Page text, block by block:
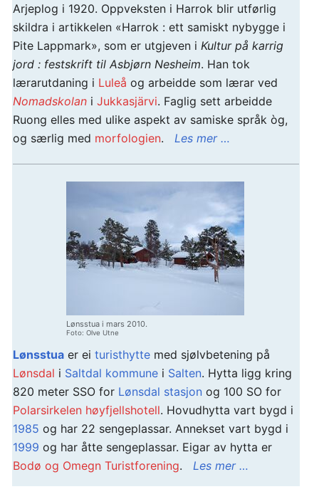
Arjeplog i 1920. Oppveksten i Harrok blir utførlig
skildra i artikkelen «Harrok : ett samiskt nybygge i
Pite Lappmark», som er utgjeven i Kultur på karrig
jord : festskrift til Asbjørn Nesheim. Han tok
lærarutdaning i Luleå og arbeidde som lærar ved
Nomadskolan i Jukkasjärvi. Faglig sett arbeidde
Ruong elles med ulike aspekt av samiske språk òg,
og særlig med morfologien. Les mer …
Lønsstua i mars 2010.
Foto: Olve Utne
Lønsstua er ei turisthytte med sjølvbetening på
Lønsdal i Saltdal kommune i Salten. Hytta ligg kring
820 meter SSO for Lønsdal stasjon og 100 SO for
Polarsirkelen høyfjellshotell. Hovudhytta vart bygd i
1985 og har 22 sengeplassar. Annekset vart bygd i
1999 og har åtte sengeplassar. Eigar av hytta er
Bodø og Omegn Turistforening. Les mer …